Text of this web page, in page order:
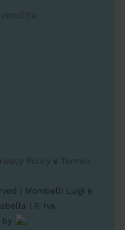
Policy e Termini
| Mombelli Luigi e
| P. Iva
by